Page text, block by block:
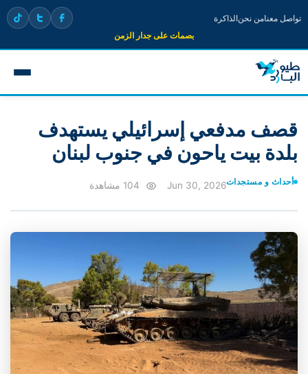
تواصل معنامن نحنالذاكرة
بصمات على جدار الزمن
قصف مدفعي إسرائيلي يستهدف
بلدة بيت ياحون في جنوب لبنان
أحداث و مستجداتJun 30, 2026